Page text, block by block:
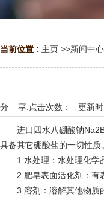
当前位置 : 主页 >>新闻中心
点击次数： 更新
分 享:
进口四水八硼酸钠
具备其它硼酸盐的一切性质。
1.水处理：水处理化学品
2.肥皂表面活化剂：有表
3.溶剂：溶解其他物质的